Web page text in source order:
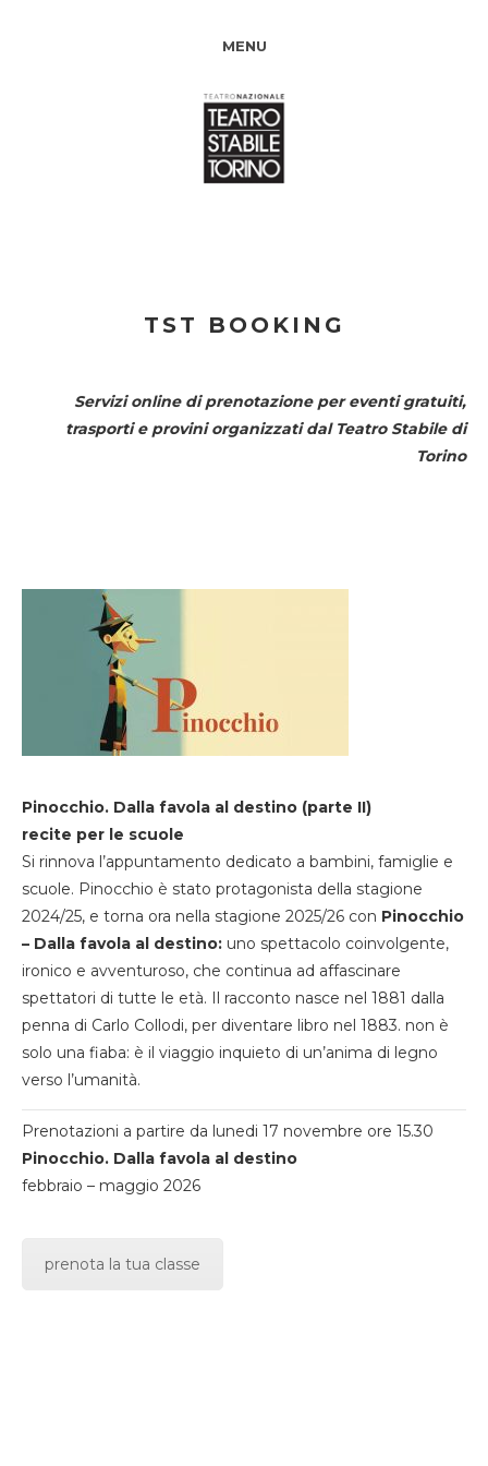
MENU
TST BOOKING
Servizi online di prenotazione per eventi gratuiti,
trasporti e provini organizzati dal Teatro Stabile di
Torino
Pinocchio. Dalla favola al destino (parte II)
recite per le scuole
Si rinnova l’appuntamento dedicato a bambini, famiglie e
scuole. Pinocchio è stato protagonista della stagione
2024/25, e torna ora nella stagione 2025/26 con Pinocchio
– Dalla favola al destino: uno spettacolo coinvolgente,
ironico e avventuroso, che continua ad affascinare
spettatori di tutte le età. Il racconto nasce nel 1881 dalla
penna di Carlo Collodi, per diventare libro nel 1883. non è
solo una fiaba: è il viaggio inquieto di un’anima di legno
verso l’umanità.
Prenotazioni a partire da lunedi 17 novembre ore 15.30
Pinocchio. Dalla favola al destino
febbraio – maggio 2026
prenota la tua classe